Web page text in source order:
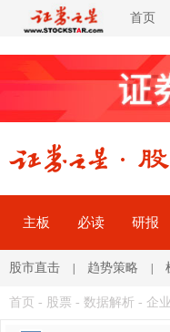
首页
主板 必读 研报
股市直击 | 趋势策略 |
首页 - 股票 - 数据解析 - 企